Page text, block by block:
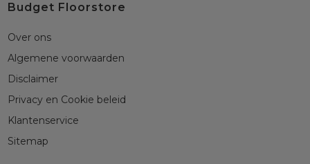
Budget Floorstore
Over ons
Algemene voorwaarden
Disclaimer
Privacy en Cookie beleid
Klantenservice
Sitemap